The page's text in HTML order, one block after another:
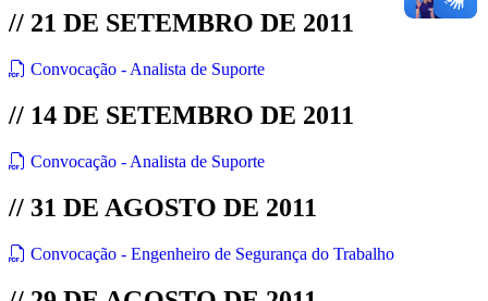
// 21 DE SETEMBRO DE 2011
Convocação - Analista de Suporte
// 14 DE SETEMBRO DE 2011
Convocação - Analista de Suporte
// 31 DE AGOSTO DE 2011
Convocação - Engenheiro de Segurança do Trabalho